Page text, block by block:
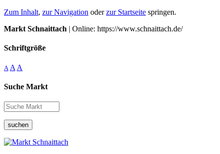
Zum Inhalt, zur Navigation oderzur Startseite springen.
Markt Schnaittach | Online: https://www.schnaittach.de/
Schriftgröße
A A A
Suche Markt
suchen